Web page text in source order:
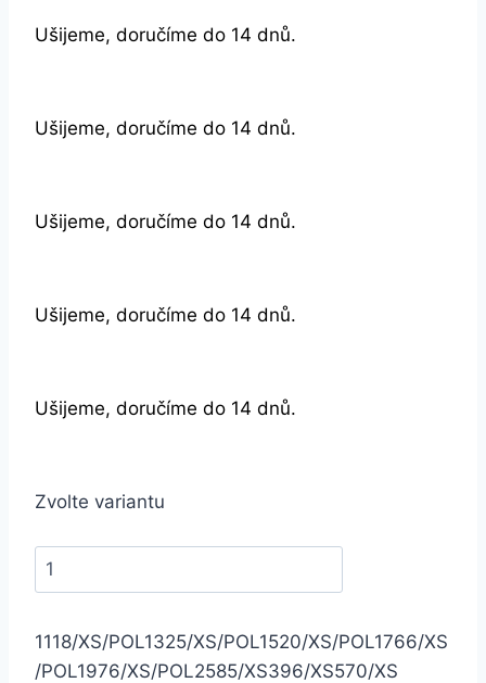
Ušijeme, doručíme do 14 dnů.
Ušijeme, doručíme do 14 dnů.
Ušijeme, doručíme do 14 dnů.
Ušijeme, doručíme do 14 dnů.
Ušijeme, doručíme do 14 dnů.
Zvolte variantu
1118/XS/POL1325/XS/POL1520/XS/POL1766/XS
/POL1976/XS/POL2585/XS396/XS570/XS